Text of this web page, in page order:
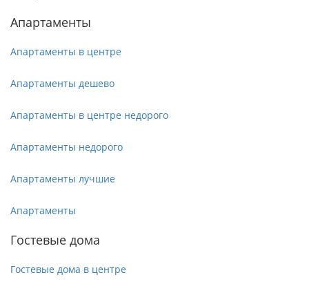
Апартаменты
Апартаменты в центре
Апартаменты дешево
Апартаменты в центре недорого
Апартаменты недорого
Апартаменты лучшие
Апартаменты
Гостевые дома
Гостевые дома в центре